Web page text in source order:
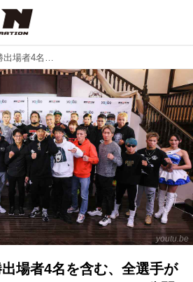
バンタム級準決勝出場者4名を含む、全選手が計量クリア！Yogibo presents RIZIN.33 公開計量結果
youtu.be
場者4名を含む、全選手が